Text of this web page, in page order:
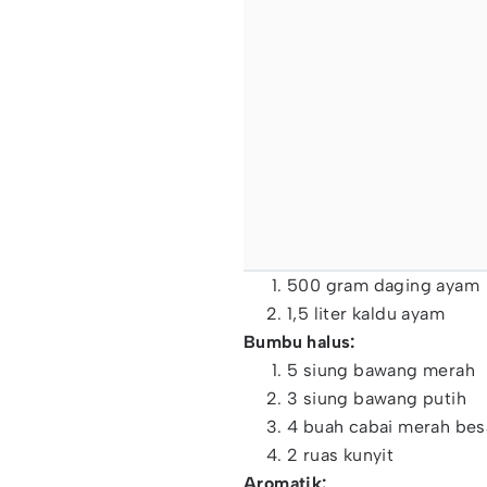
‌500 gram daging ayam
1,5 liter kaldu ayam
Bumbu halus:
‌5 siung bawang merah
3 siung bawang putih
4 buah cabai merah
2 ruas kunyit